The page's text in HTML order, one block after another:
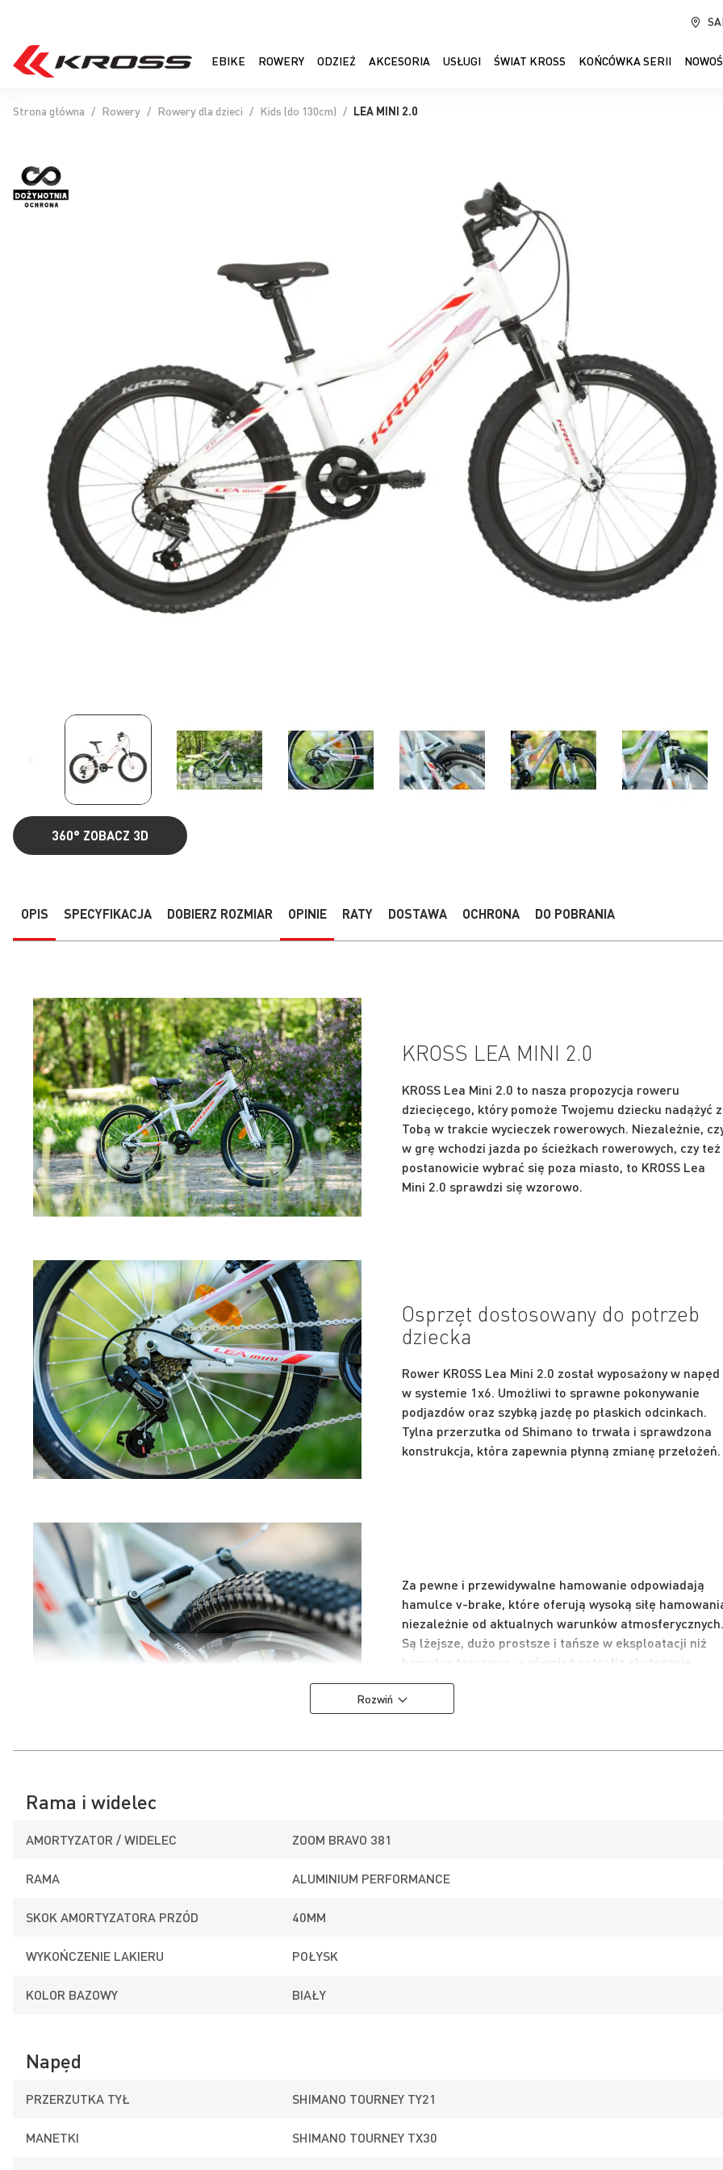
EBIKE ROWERY ODZIEŻ AKCESORIA USŁUGI ŚWIAT KROSS KOŃCÓWKA SERII
Strona główna Rowery Rowery dla dzieci Kids (do 130cm) LEA MINI 2.0
koniec
galerii
360° ZOBACZ 3D
galerii
OPIS
KROSS LEA MINI 2.0
KROSS Lea Mini 2.0 to nasza propozycja roweru
dziecięcego, który pomoże Twojemu dziecku nadążyć
Tobą w trakcie wycieczek rowerowych. Niezależnie,
w grę wchodzi jazda po ścieżkach rowerowych, czy też
postanowicie wybrać się poza miasto, to KROSS Lea
Mini 2.0 sprawdzi się wzorowo.
Osprzęt dostosowany do potrzeb
dziecka
Rower KROSS Lea Mini 2.0 został wyposażony w napęd
w systemie 1x6. Umożliwi to sprawne pokonywanie
podjazdów oraz szybką jazdę po płaskich odcinkach.
Tylna przerzutka od Shimano to trwała i sprawdzona
konstrukcja, która zapewnia płynną zmianę przełożeń.
Za pewne i przewidywalne hamowanie odpowiadają
hamulce v-brake, które oferują wysoką siłę
niezależnie od aktualnych warunków
Są lżejsze, dużo prostsze i tańsze w eksploatacji niż
hamulce tarczowe, a również potrafią skutecznie
zatrzymać rower.
Rama KROSS Lea Mini 2.0 została wykonana z
zsiadanie z roweru nie będzie stanowiło żadnego
Rozwiń
SPECYFIKACJA
Rama i widelec
AMORTYZATOR / WIDELEC ZOOM BRAVO 381
RAMA ALUMINIUM PERFORMANCE
SKOK AMORTYZATORA PRZÓD 40MM
WYKOŃCZENIE LAKIERU POŁYSK
KOLOR BAZOWY BIAŁY
Napęd
PRZERZUTKA TYŁ SHIMANO TOURNEY TY21
MANETKI SHIMANO TOURNEY TX30
DOBIERZ ROZMIAR OPINIE RATY DOSTAWA OCHRONA DO POBRANIA